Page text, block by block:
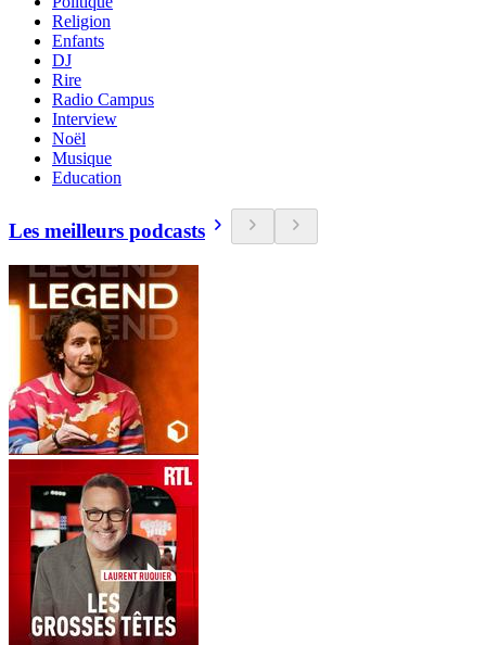
Religion
Enfants
DJ
Rire
Radio Campus
Interview
Noël
Musique
Education
Les meilleurs podcasts